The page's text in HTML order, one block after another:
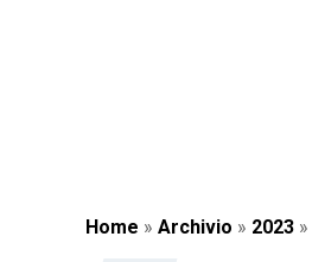
Home » Archivio » 2023 »